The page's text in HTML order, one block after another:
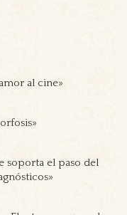
al cine»
soporta el paso del